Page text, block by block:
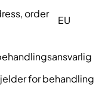
order
EU
for behandling